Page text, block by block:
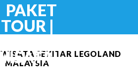
WISATA SEKITAR LEGOLAND
MALAYSIA